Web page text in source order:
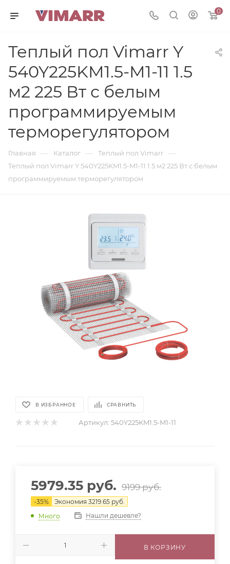
0
Теплый пол Vimarr Y
540Y225KM1.5-M1-11 1.5
м2 225 Вт с белым
программируемым
терморегулятором
Главная — Каталог — Теплый пол Vimarr —
Теплый пол Vimarr Y 540Y225KM1.5-M1-11 1.5 м2 225 Вт с белым
программируемым терморегулятором
В ИЗБРАННОЕ СРАВНИТЬ
Артикул: 540Y225KM1.5-M1-11
5979.35 руб. 9199руб.
-35% Экономия 3219.65 руб.
Много
Нашли дешевле?
В КОРЗИНУ